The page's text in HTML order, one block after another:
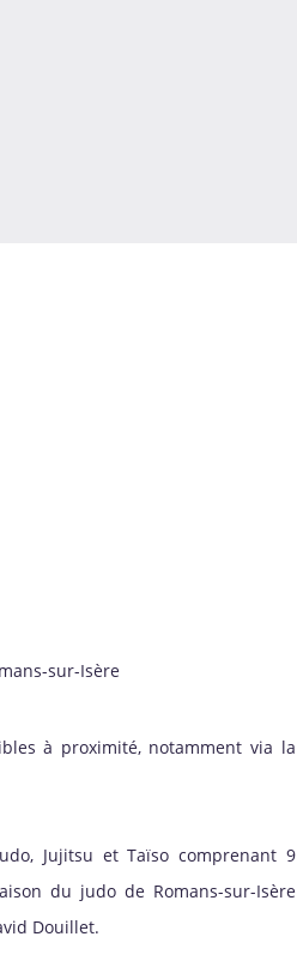
sur-Isère
à proximité, notamment via la
Jujitsu et Taïso comprenant 9
du judo de Romans-sur-Isère
Douillet.